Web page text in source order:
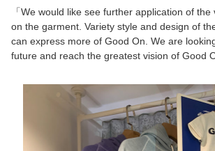
「We would like see further application of
on the garment. Variety style and design of
can express more of Good On. We are
future and reach the greatest vision of Good